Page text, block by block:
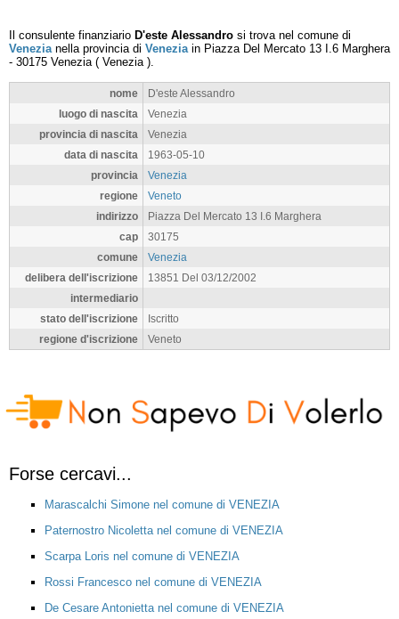
Il consulente finanziario D'este Alessandro si trova nel comune di
Venezianella provincia di Veneziain Piazza Del Mercato 13 I.6 Marghera
- 30175 Venezia( Venezia).
nome
D'este Alessandro
luogo di nascita
Venezia
provincia di nascita
Venezia
data di nascita
1963-05-10
provincia
Venezia
regione
Veneto
indirizzo
Piazza Del Mercato 13 I.6 Marghera
cap
30175
comune
Venezia
delibera dell'iscrizione
13851 Del 03/12/2002
intermediario
stato dell'iscrizione
Iscritto
regione d'iscrizione
Veneto
Forse cercavi...
Marascalchi Simone nel comune di VENEZIA
Paternostro Nicoletta nel comune di VENEZIA
Scarpa Loris nel comune di VENEZIA
Rossi Francesco nel comune di VENEZIA
De Cesare Antonietta nel comune di VENEZIA